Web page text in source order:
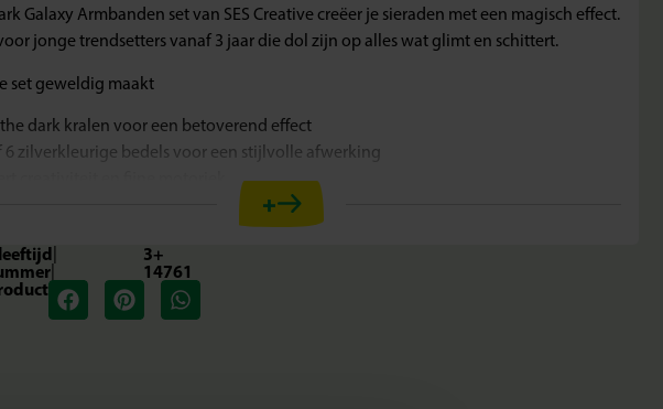
Galaxy Armbanden set van SES Creative creëer je sieraden met een magisch effect.
jonge trendsetters vanaf 3 jaar die dol zijn op alles wat glimt en schittert.
set geweldig maakt
dark kralen voor een betoverend effect
6 zilverkleurige bedels voor een stijlvolle afwerking
te maken met elastiek, passend voor elke polsmaat
en draag jouw magische sieraden
set maak je armbanden die overdag kleur en glans geven en in het donker een
lichtspel laten zien. Combineer de glow in the dark kralen met de zilverkleurige
+
|
3+
|
14761